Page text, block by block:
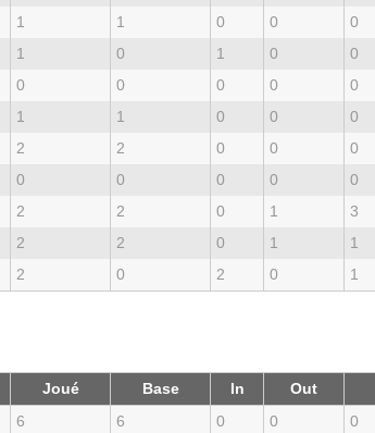
1 1 0 0
0
1 0 1 0
0
0 0 0 0
0
1 1 0 0
0
2 2 0 0
0
0 0 0 0
0
2 2 0 1
3
2 2 0 1
1
2 0 2 0 1
Joué Base In
Out
6 6 0 0
0